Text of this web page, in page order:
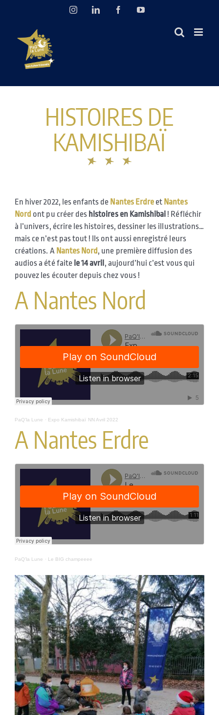
InstagramLinkedIn FacebookYouTube
HISTOIRES DE
KAMISHIBAÏ
En hiver 2022, les enfants de Nantes Erdre et Nantes
Nord ont pu créer des histoires en Kamishibai ! Réfléchir
à l’univers, écrire les histoires, dessiner les illustrations…
mais ce n’est pas tout ! Ils ont aussi enregistré leurs
créations. A Nantes Nord, une première diffusion des
audios a été faitele 14 avril, aujourd’hui c’est vous qui
pouvez les écouter depuis chez vous !
A Nantes Nord
PaQ’la Lune · Expo Kamishibaï NN Avril 2022
A Nantes Erdre
PaQ’la Lune · Le BIG champeeee